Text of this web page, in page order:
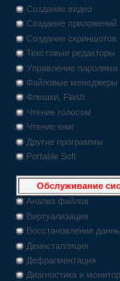
Создание видео
Создание приложений
Создание скриншотов
Текстовые редакторы
Управление паролями
Файловые менеджеры
Флешки, Flash
Чтение голосом
Чтение книг
Другие программы
Portable Soft
Обслуживание
Анализ файлов
Виртуализация
Восстановление
Деинсталляция
Дефрагментация
Диагностика и